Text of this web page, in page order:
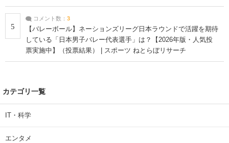
5
コメント数： 3
【バレーボール】ネーションズリーグ日本ラウンドで活躍を期待
している「日本男子バレー代表選手」は？【2026年版・人気投
票実施中】（投票結果） | スポーツ ねとらぼリサーチ
カテゴリ一覧
IT・科学
エンタメ